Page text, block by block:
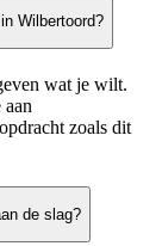
Wilbertoord?
wat je wilt.
zoals dit
de slag?